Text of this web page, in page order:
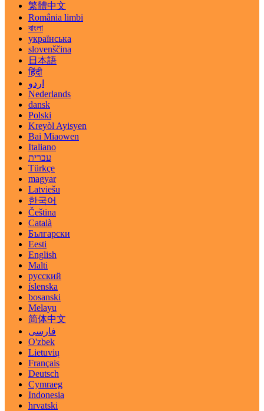
繁體中文
România limbi
বাংলা
українська
slovenščina
日本語
हिंदी
اردو
Nederlands
dansk
Polski
Kreyòl Ayisyen
Bai Miaowen
Italiano
עברית
Türkçe
magyar
Latviešu
한국어
Čeština
Català
Български
Eesti
English
Malti
русский
íslenska
bosanski
Melayu
简体中文
فارسی
O'zbek
Lietuvių
Français
Deutsch
Cymraeg
Indonesia
hrvatski